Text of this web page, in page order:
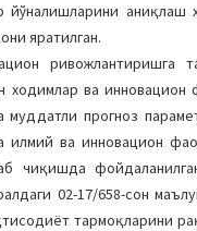
йўналишларини
яратилган.
ривожлантиришга
ходимлар ва
муддатли прогноз
илмий ва инновацион
чиқишда
02-17/658-сон
тармоқларини